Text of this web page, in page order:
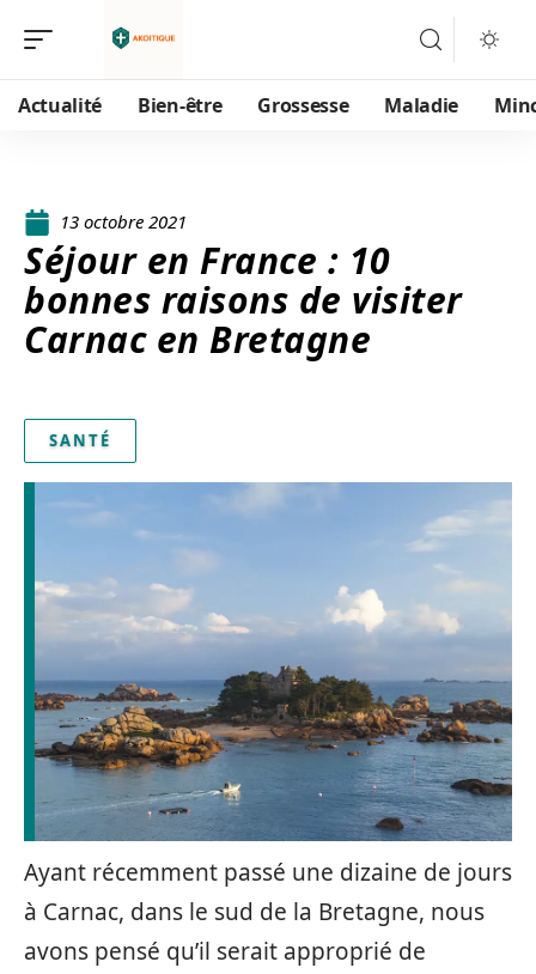
Actualité Bien-être Grossesse Maladie
13 octobre 2021
Séjour en France : 10
bonnes raisons de visiter
Carnac en Bretagne
SANTÉ
Ayant récemment passé une dizaine de jours
à Carnac, dans le sud de la Bretagne, nous
avons pensé qu’il serait approprié de